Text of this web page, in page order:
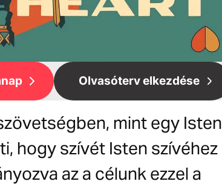
Olvasóterv elkezdése
mint egy Isten
hogy szívét Isten szívéhez
az a célunk ezzel a